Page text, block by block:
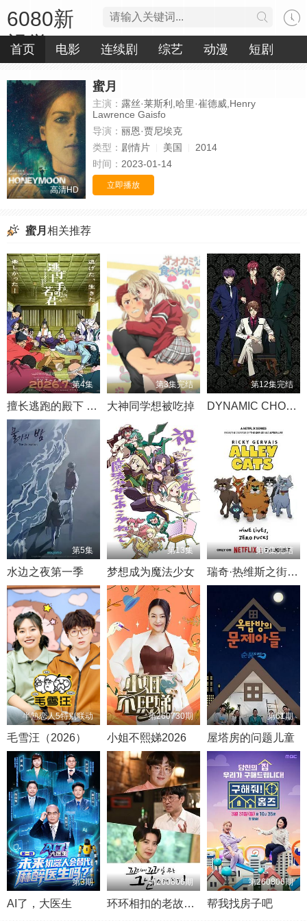
6080新
视觉
首页 电影 连续剧 综艺 动漫 短剧
高清HD
蜜月
主演： 露丝·莱斯利,哈里·崔德威,Henry
Lawrence Gaisfo
导演： 丽恩·贾尼埃克
类型： 剧情片 美国
2014
时间： 2023-01-14
立即播放
蜜月 相关推荐
第4集
擅长逃跑的殿下 第二季
第3集完结
大神同学想被吃掉
第12集完结
DYNAMIC CHORD
第5集
水边之夜第一季
第13集
梦想成为魔法少女
第6集完结
瑞奇·热维斯之街猫一族
半熟恋人5特别联动
毛雪汪（2026）
第260730期
小姐不熙娣2026
第61期
屋塔房的问题儿童
第3期
AI了，大医生
第260806期
环环相扣的老故事第一季
第260806期
帮我找房子吧